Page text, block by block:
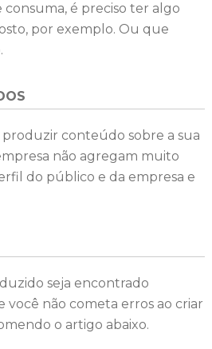
é preciso ter algo
por exemplo. Ou que
conteúdo sobre a sua
não agregam muito
do público e da empresa e
seja encontrado
não cometa erros ao criar
o artigo abaixo.